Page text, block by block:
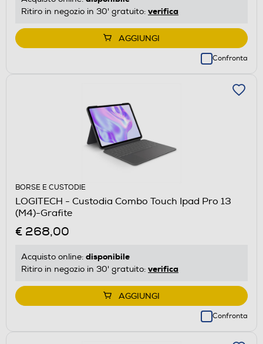
Ritiro in negozio in 30' gratuito: verifica
AGGIUNGI
Confronta
BORSE E CUSTODIE
LOGITECH - Custodia Combo Touch Ipad Pro 13
(M4)-Grafite
€ 268,00
Acquisto online: disponibile
Ritiro in negozio in 30' gratuito: verifica
AGGIUNGI
Confronta